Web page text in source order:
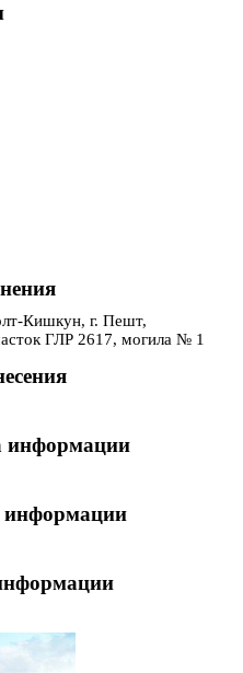
Кишкун, г. Пешт,
ГЛР 2617, могила № 1
информации
информации